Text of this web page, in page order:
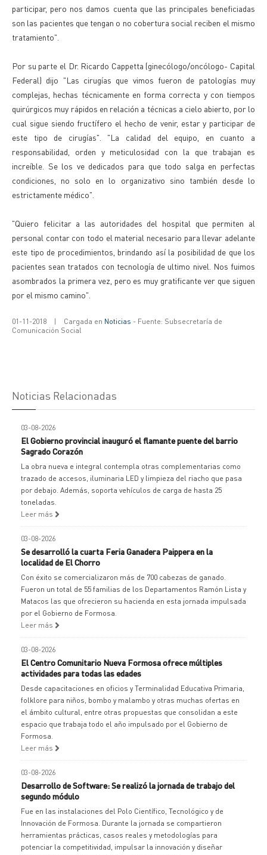
participar, pero nos damos cuenta que las principales beneficiadas
son las pacientes que tengan o no cobertura social reciben el mismo
tratamiento".
Por su parte el Dr. Ricardo Cappetta (ginecólogo/oncólogo- Capital
Federal) dijo "Las cirugías que vimos fueron de patologías muy
complejas, hechas técnicamente en forma correcta y con tiempos
quirúrgicos muy rápidos en relación a técnicas a cielo abierto, por lo
cual sigue siendo fructífero el hecho de venir, estar y participar de
este tipo de cirugías". "La calidad del equipo, en cuanto a
responsabilidad, orden y meticulosidad con la que trabajan es
increíble. Se los ve dedicados para que todo salga en perfectas
condiciones, no solo en lo organizativo sino también desde lo
estrictamente médico".
"Quiero felicitar a las autoridades del hospital que permiten al
personal contar con todo el material necesario para llevar adelante
este tipo de procedimientos, brindando así la posibilidad de que los
pacientes sean tratados con tecnología de ultimo nivel. Nos fuimos
asombrados la primera vez, pero es muy gratificante ver que siguen
por el mismo camino".
01-11-2018 | Cargada en Noticias - Fuente: Subsecretaría de
Comunicación Social
Noticias Relacionadas
03-08-2026
El Gobierno provincial inauguró el flamante puente del barrio
Sagrado Corazón
La obra nueva e integral contempla otras complementarias como
trazado de accesos, iluminaria LED y limpieza del riacho que pasa
por debajo. Además, soporta vehículos de carga de hasta 25
toneladas.
Leer más
03-08-2026
Se desarrolló la cuarta Feria Ganadera Paippera en la
localidad de El Chorro
Con éxito se comercializaron más de 700 cabezas de ganado.
Fueron un total de 55 familias de los Departamentos Ramón Lista y
Matacos las que ofrecieron su hacienda en esta jornada impulsada
por el Gobierno de Formosa.
Leer más
03-08-2026
El Centro Comunitario Nueva Formosa ofrece múltiples
actividades para todas las edades
Desde capacitaciones en oficios y Terminalidad Educativa Primaria,
folklore para niños, bombo y malambo y otras muchas ofertas en
el ámbito cultural, entre otras propuestas que consolidan a este
espacio que trabaja todo el año impulsado por el Gobierno de
Formosa.
Leer más
03-08-2026
Desarrollo de Software: Se realizó la jornada de trabajo del
segundo módulo
Fue en las instalaciones del Polo Científico, Tecnológico y de
Innovación de Formosa. Durante la jornada se compartieron
herramientas prácticas, casos reales y metodologías para
potenciar la competitividad, impulsar la innovación y diseñar